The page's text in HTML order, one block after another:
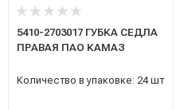
5410-2703017 ГУБКА СЕДЛА
ПРАВАЯ ПАО КАМАЗ
Количество в упаковке: 24 шт